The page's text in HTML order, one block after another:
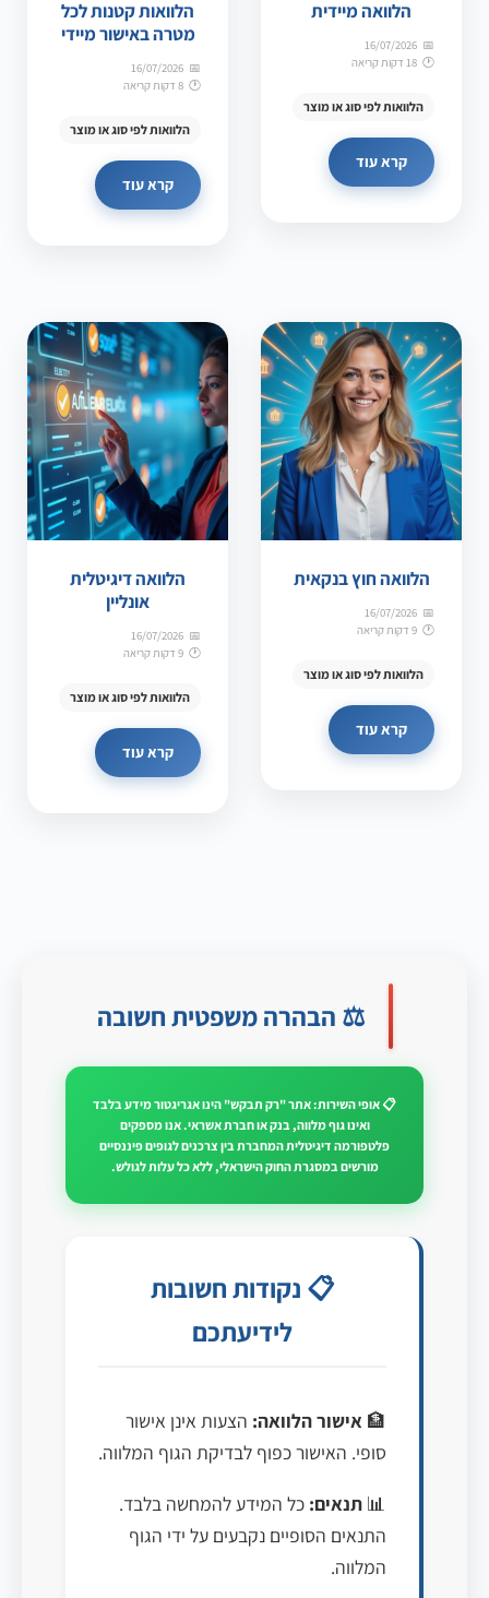
הלוואה מיידית
16/07/2026
18 דקות קריאה
הלוואות לפי סוג או מוצר
קרא עוד
הלוואות קטנות לכל
מטרה באישור מיידי
16/07/2026
8 דקות קריאה
הלוואות לפי סוג או מוצר
קרא עוד
הלוואה חוץ בנקאית
16/07/2026
9 דקות קריאה
הלוואות לפי סוג או מוצר
קרא עוד
הלוואה דיגיטלית
אונליין
16/07/2026
9 דקות קריאה
הלוואות לפי סוג או מוצר
קרא עוד
⚖️ הבהרה משפטית חשובה
📋 אופי השירות: אתר "רק תבקש" הינו אגריגטור מידע בלבד
ואינו גוף מלווה, בנק או חברת אשראי. אנו מספקים
פלטפורמה דיגיטלית המחברת בין צרכנים לגופים פיננסיים
מורשים במסגרת החוק הישראלי, ללא כל עלות לגולש.
📋 נקודות חשובות
לידיעתכם
🏦 אישור הלוואה: הצעות אינן אישור
סופי. האישור כפוף לבדיקת הגוף המלווה.
📊 תנאים: כל המידע להמחשה בלבד.
התנאים הסופיים נקבעים על ידי הגוף
המלווה.